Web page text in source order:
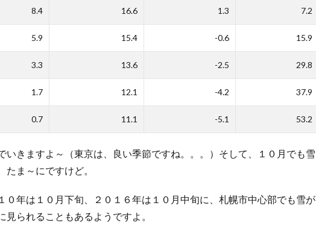
8.4 16.6 1.3 7.2
5.9 15.4 -0.6 15.9
3.3 13.6 -2.5 29.8
1.7 12.1 -4.2 37.9
0.7 11.1 -5.1 53.2
いきますよ～（東京は、良い季節ですね。。。）そして、１０月でも雪
ま～にですけど。
０年は１０月下旬、２０１６年は１０月中旬に、札幌市中心部でも雪が
られることもあるようですよ。